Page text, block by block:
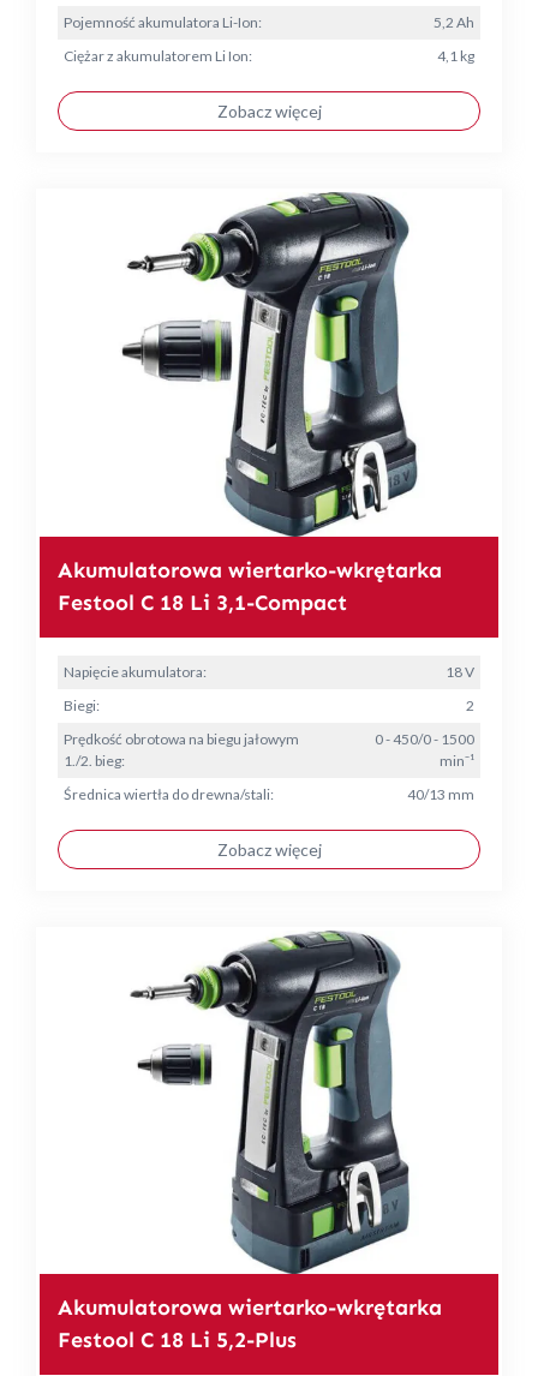
Pojemność akumulatora Li-Ion:
5,2 Ah
Ciężar z akumulatorem Li Ion:
4,1 kg
Zobacz więcej
Akumulatorowa wiertarko-wkrętarka
Festool C 18 Li 3,1-Compact
Napięcie akumulatora:
18 V
Biegi:
2
Prędkość obrotowa na biegu jałowym
1./2. bieg:
0 - 450/0 - 1500
min⁻¹
Średnica wiertła do drewna/stali:
40/13 mm
Zobacz więcej
Akumulatorowa wiertarko-wkrętarka
Festool C 18 Li 5,2-Plus